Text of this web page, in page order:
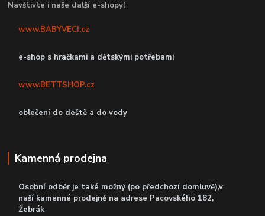
Navštivte i naše další e-shopy!
www.BABYVECI.cz
e-shop s hračkami a dětskými potřebami
www.BETTSHOP.cz
oblečení do deště a do vody
Kamenná prodejna
Osobní odběr je také možný (po předchozí domluvě),v
naší kamenné prodejně na adrese Pacovského 182,
Žebrák